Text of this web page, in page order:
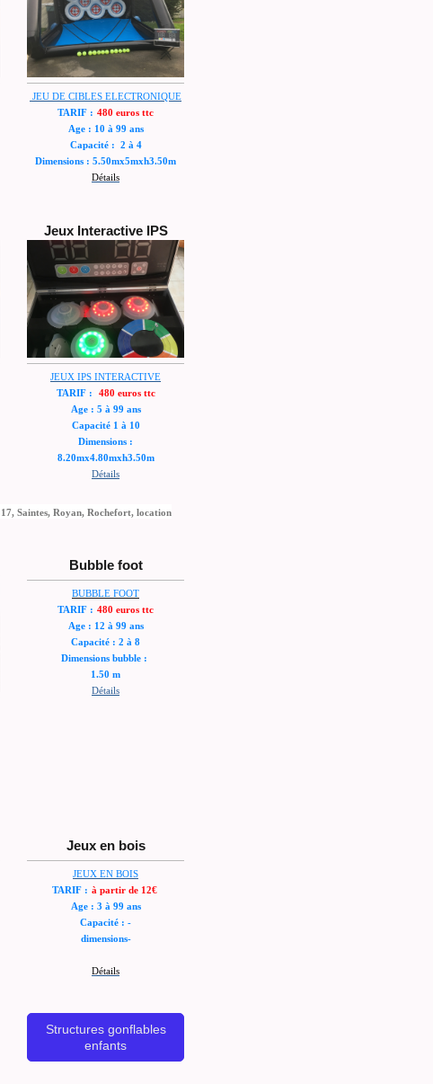
JEU DE CIBLES ELECTRONIQUE
TARIF : 480 euros ttc
Age : 10 à 99 ans
Capacité : 2 à 4
Dimensions : 5.50mx5mxh3.50m
Détails
Jeux Interactive IPS
JEUX IPS INTERACTIVE
TARIF :
480 euros ttc
Age : 5 à 99 ans
Capacité 1 à 10
Dimensions :
8.20mx4.80mxh3.50m
Détails
Saintes, Royan, Rochefort, location
Bubble foot
BUBBLE FOOT
TARIF : 480 euros ttc
Age : 12 à 99 ans
Capacité : 2 à 8
Dimensions bubble :
1.50 m
Détails
Jeux en bois
JEUX EN BOIS
TARIF : à partir de 12€
Age : 3 à 99 ans
Capacité : -
dimensions-
Détails
Structures gonflables
enfants